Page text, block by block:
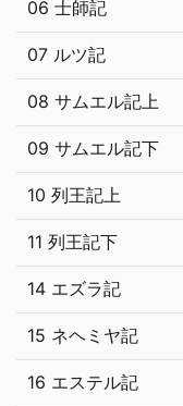
06 士師記
07 ルツ記
08 サムエル記上
09 サムエル記下
10 列王記上
11 列王記下
14 エズラ記
15 ネヘミヤ記
16 エステル記